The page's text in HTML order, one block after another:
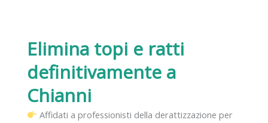
Elimina topi e ratti
definitivamente a
Chianni
Affidati a professionisti della derattizzazione per